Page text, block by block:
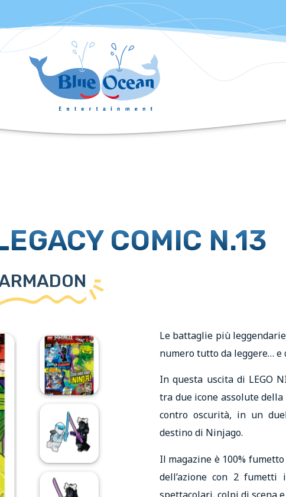
COMIC N.13
Le battaglie più
numero tutto da leggere… e
In questa uscita di LEGO
tra due icone assolute della
contro oscurità, in un
destino di Ninjago.
Il magazine è 100%
dell’azione con 2